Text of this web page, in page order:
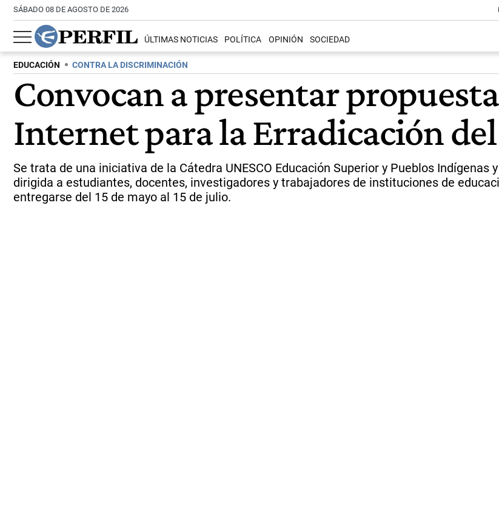
SÁBADO 08 DE AGOSTO DE 2026
ÚLTIMAS NOTICIAS POLÍTICA OPINIÓN SOCIEDAD
EDUCACIÓN CONTRA LA DISCRIMINACIÓN
Convocan a presentar
Internet para la Erradicación
Se trata de una iniciativa de la Cátedra UNESCO Educación Superior y Pueblos
dirigida a estudiantes, docentes, investigadores y trabajadores de instituciones de
entregarse del 15 de mayo al 15 de julio.